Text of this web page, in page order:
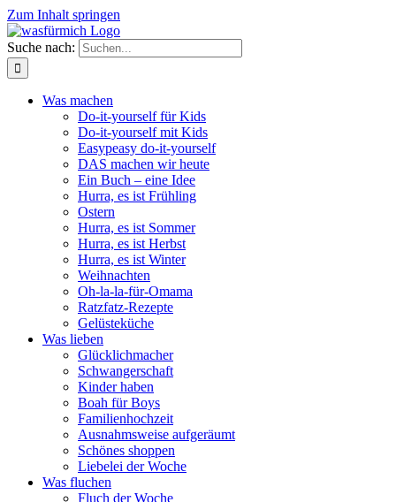
Zum Inhalt springen
Suche nach:
Was machen
Do-it-yourself für Kids
Do-it-yourself mit Kids
Easypeasy do-it-yourself
DAS machen wir heute
Ein Buch – eine Idee
Hurra, es ist Frühling
Ostern
Hurra, es ist Sommer
Hurra, es ist Herbst
Hurra, es ist Winter
Weihnachten
Oh-la-la-für-Omama
Ratzfatz-Rezepte
Gelüsteküche
Was lieben
Glücklichmacher
Schwangerschaft
Kinder haben
Boah für Boys
Familienhochzeit
Ausnahmsweise aufgeräumt
Schönes shoppen
Liebelei der Woche
Was fluchen
Fluch der Woche